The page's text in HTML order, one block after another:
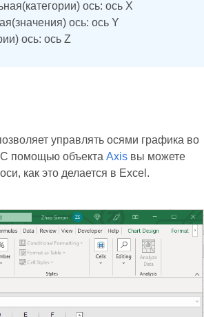
ось: ось X
ось: ось Y
ось: ось Z
управлять осями графика во
помощью объекта Axis вы можете
как это делается в Excel.